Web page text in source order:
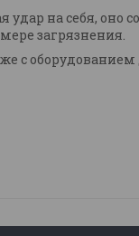
на себя, оно
загрязнения.
с